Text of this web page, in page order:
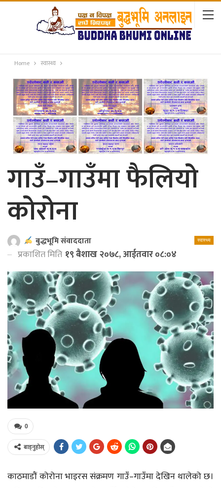
Home स्वास्थ्य
गाउँ–गाउँमा फैलियो
कोरोना
स्वास्थ्य
बुद्धभूमि संवाददाता
प्रकाशित मिति १९ बैशाख २०७८, आईतवार ०८:०४
0
बाड्नुहोस्
काठमाडौं कोरोना भाइरस संक्रमण गाउँ–गाउँमा देखिन थालेको छ।